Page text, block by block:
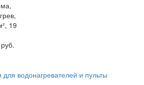
19
водонагревателей и пульты